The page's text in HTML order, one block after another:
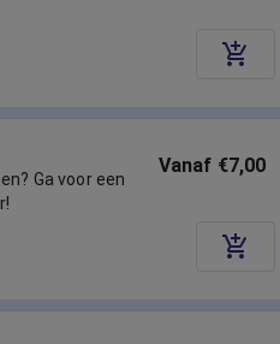
Ga voor een
Vanaf €7,00